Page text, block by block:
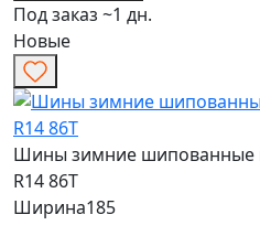
Под заказ ~1 дн.
Новые
Шины зимние шипованные
R14 86T
Ширина185